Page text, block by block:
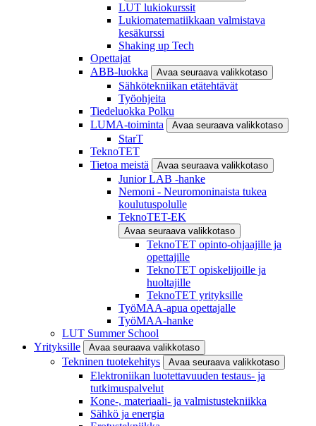
LUT lukiokurssit
Lukiomatematiikkaan valmistava
kesäkurssi
Shaking up Tech
Opettajat
ABB-luokka
Avaa seuraava valikkotaso
Sähkötekniikan etätehtävät
Työohjeita
Tiedeluokka Polku
LUMA-toiminta
Avaa seuraava valikkotaso
StarT
TeknoTET
Tietoa meistä
Avaa seuraava valikkotaso
Junior LAB -hanke
Nemoni - Neuromoninaista tukea
koulutuspolulle
TeknoTET-EK
Avaa seuraava valikkotaso
TeknoTET opinto-ohjaajille ja
opettajille
TeknoTET opiskelijoille ja
huoltajille
TeknoTET yrityksille
TyöMAA-apua opettajalle
TyöMAA-hanke
LUT Summer School
Yrityksille
Avaa seuraava valikkotaso
Tekninen tuotekehitys Avaa seuraava valikkotaso
Elektroniikan luotettavuuden testaus- ja
tutkimuspalvelut
Kone-, materiaali- ja valmistustekniikka
Sähkö ja energia